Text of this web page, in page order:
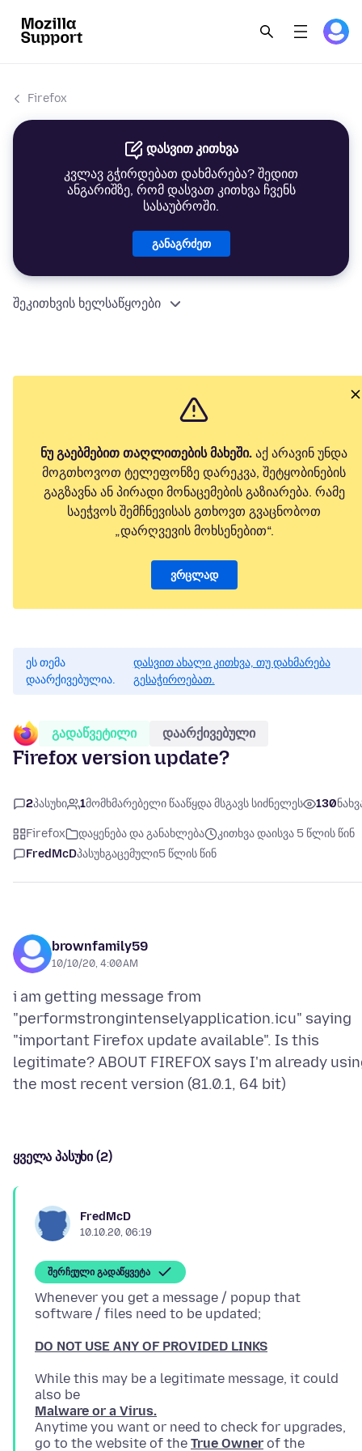
Firefox
დასვით კითხვა
კვლავ გჭირდებათ დახმარება? შედით
ანგარიშზე, რომ დასვათ კითხვა ჩვენს
სასაუბროში.
განაგრძეთ
შეკითხვის ხელსაწყოები
ნუ გაებმებით თაღლითების მახეში. აქ არავინ უნდა
მოგთხოვოთ ტელეფონზე დარეკვა, შეტყობინების
გაგზავნა ან პირადი მონაცემების გაზიარება. რამე
საეჭვოს შემჩნევისას გთხოვთ გვაცნობოთ
„დარღვევის მოხსენებით“.
ვრცლად
ეს თემა
დაარქივებულია.
დასვით ახალი კითხვა, თუ დახმარება
გესაჭიროებათ.
გადაწვეტილი დაარქივებული
Firefox version update?
2პასუხი 1მომხმარებელი წააწყდა მსგავს სიძნელეს 130
Firefox დაყენება და განახლება
კითხვა დაისვა 5 წლის წინ
FredMcDპასუხგაცემული5 წლის წინ
brownfamily59
10/10/20, 4:00 AM
i am getting message from
"performstrongintenselyapplication.icu" saying
"important Firefox update available". Is this
legitimate? ABOUT FIREFOX says I'm already
ყველა პასუხი (2)
FredMcD
10.10.20, 06:19
შერჩეული გადაწყვეტა
Whenever you get a message / popup that
DO NOT USE ANY OF PROVIDED LINKS
While this may be a legitimate message, it could
Malware or a Virus.
Anytime you want or need to check for upgrades,
go to the website of the True Owner of the